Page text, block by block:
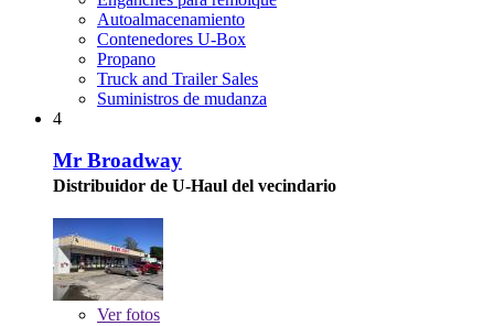
Autoalmacenamiento
Contenedores U-Box
Propano
Truck and Trailer Sales
Suministros de mudanza
4
Mr Broadway
Distribuidor de U-Haul del vecindario
Verfotos